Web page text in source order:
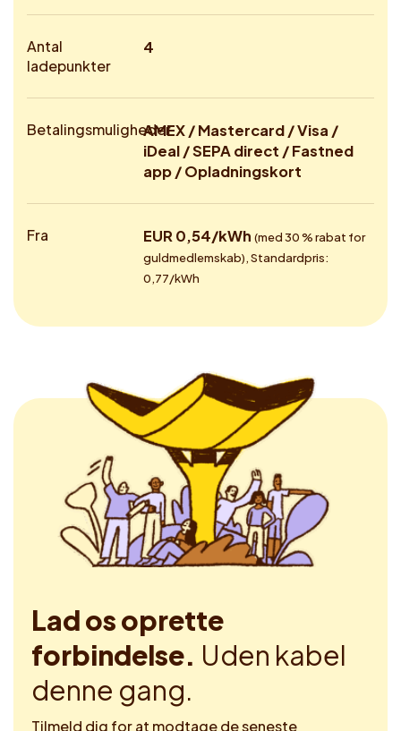
Antal
ladepunkter
4
BetalingsmulighederAMEX / Mastercard / Visa /
iDeal / SEPA direct / Fastned
app / Opladningskort
Fra EUR 0,54/kWh (med 30 % rabat for
guldmedlemskab), Standardpris:
0,77/kWh
Lad os oprette
forbindelse. Uden kabel
denne gang.
Tilmeld dig for at modtage de seneste